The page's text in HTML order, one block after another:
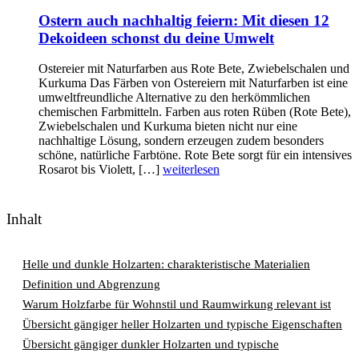
Ostern auch nachhaltig feiern: Mit diesen 12
Dekoideen schonst du deine Umwelt
Ostereier mit Naturfarben aus Rote Bete, Zwiebelschalen und
Kurkuma Das Färben von Ostereiern mit Naturfarben ist eine
umweltfreundliche Alternative zu den herkömmlichen
chemischen Farbmitteln. Farben aus roten Rüben (Rote Bete),
Zwiebelschalen und Kurkuma bieten nicht nur eine
nachhaltige Lösung, sondern erzeugen zudem besonders
schöne, natürliche Farbtöne. Rote Bete sorgt für ein intensives
Rosarot bis Violett, […] weiterlesen
Inhalt
Helle und dunkle Holzarten: charakteristische Materialien
Definition und Abgrenzung
Warum Holzfarbe für Wohnstil und Raumwirkung relevant ist
Übersicht gängiger heller Holzarten und typische Eigenschaften
Übersicht gängiger dunkler Holzarten und typische